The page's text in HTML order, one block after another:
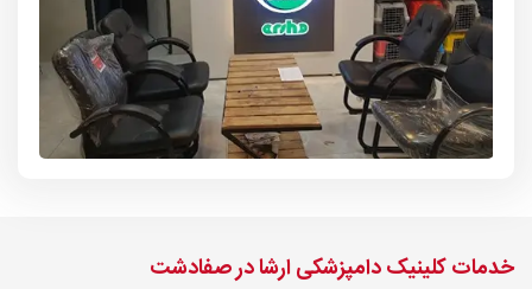
خدمات کلینیک دامپزشکی ارشا در صفادشت